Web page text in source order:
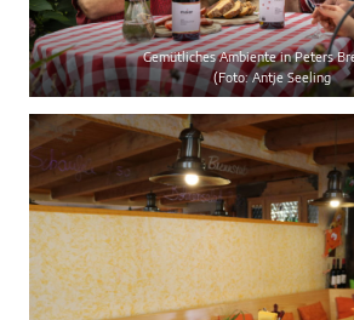
Gemütliches Ambiente in Peters
(Foto: Antje Seeling